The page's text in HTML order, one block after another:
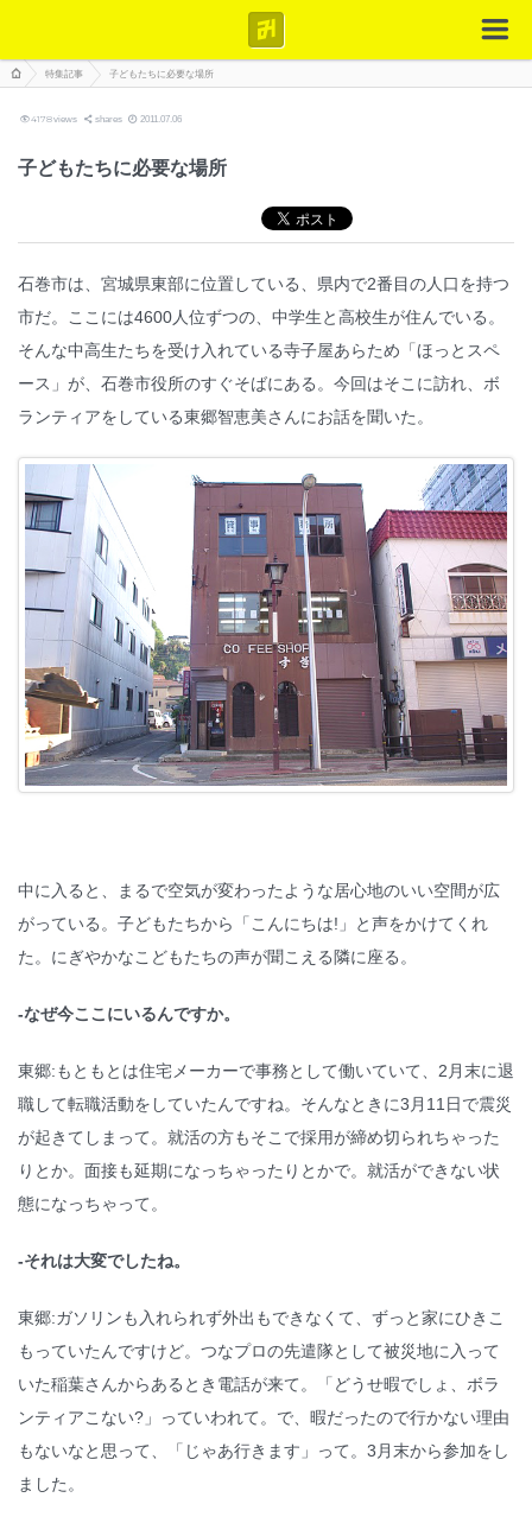
特集記事 子どもたちに必要な場所
4178views shares 2011.07.06
子どもたちに必要な場所
石巻市は、宮城県東部に位置している、県内で2番目の人口を持つ
市だ。ここには4600人位ずつの、中学生と高校生が住んでいる。
そんな中高生たちを受け入れている寺子屋あらため「ほっとスペ
ース」が、石巻市役所のすぐそばにある。今回はそこに訪れ、ボ
ランティアをしている東郷智恵美さんにお話を聞いた。
中に入ると、まるで空気が変わったような居心地のいい空間が広
がっている。子どもたちから「こんにちは!」と声をかけてくれ
た。にぎやかなこどもたちの声が聞こえる隣に座る。
-なぜ今ここにいるんですか。
東郷:もともとは住宅メーカーで事務として働いていて、2月末に退
職して転職活動をしていたんですね。そんなときに3月11日で震災
が起きてしまって。就活の方もそこで採用が締め切られちゃった
りとか。面接も延期になっちゃったりとかで。就活ができない状
態になっちゃって。
-それは大変でしたね。
東郷:ガソリンも入れられず外出もできなくて、ずっと家にひきこ
もっていたんですけど。つなプロの先遣隊として被災地に入って
いた稲葉さんからあるとき電話が来て。「どうせ暇でしょ、ボラ
ンティアこない?」っていわれて。で、暇だったので行かない理由
もないなと思って、「じゃあ行きます」って。3月末から参加をし
ました。